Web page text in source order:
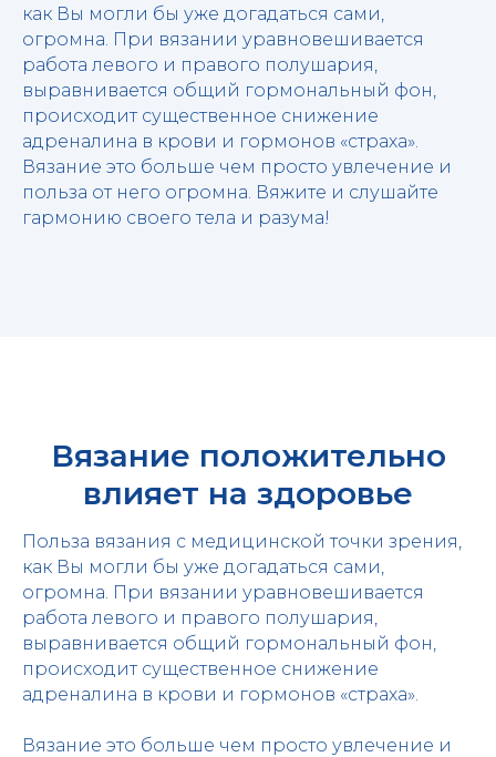
как Вы могли бы уже догадаться сами,
огромна. При вязании уравновешивается
работа левого и правого полушария,
выравнивается общий гормональный фон,
происходит существенное снижение
адреналина в крови и гормонов «страха».
Вязание это больше чем просто увлечение и
польза от него огромна. Вяжите и слушайте
гармонию своего тела и разума!
Вязание положительно
влияет на здоровье
Польза вязания с медицинской точки зрения,
как Вы могли бы уже догадаться сами,
огромна. При вязании уравновешивается
работа левого и правого полушария,
выравнивается общий гормональный фон,
происходит существенное снижение
адреналина в крови и гормонов «страха».
Вязание это больше чем просто увлечение и